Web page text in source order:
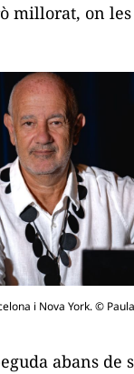
millorat, on
i Nova York. ©
abans de